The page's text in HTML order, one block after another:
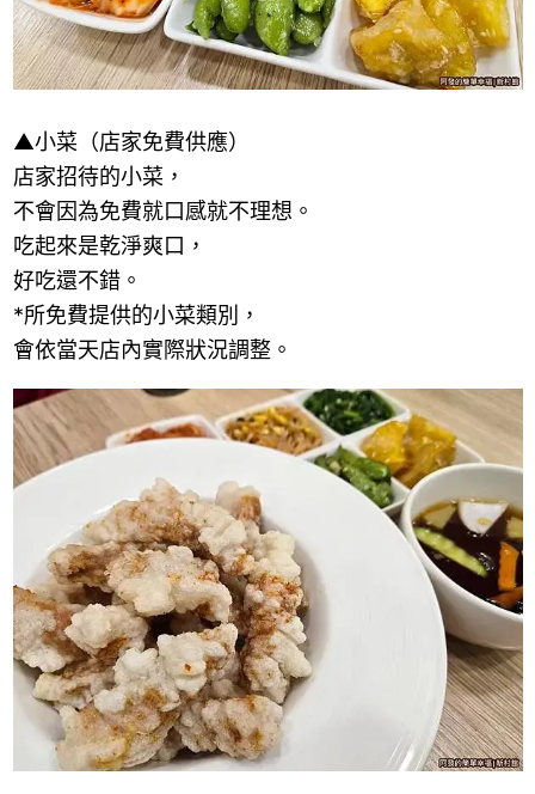
▲小菜（店家免費供應）
店家招待的小菜，
不會因為免費就口感就不理想。
吃起來是乾淨爽口，
好吃還不錯。
*所免費提供的小菜類別，
會依當天店內實際狀況調整。